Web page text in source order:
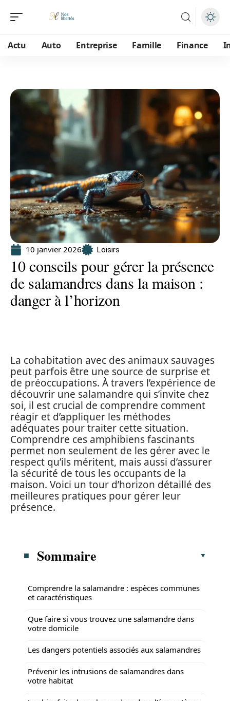
Actu Auto Entreprise Famille Finance
10 janvier 2026 Loisirs
10 conseils pour gérer la présence
de salamandres dans la maison :
danger à l’horizon
La cohabitation avec des animaux sauvages
peut parfois être une source de surprise et
de préoccupations. À travers l’expérience de
découvrir une salamandre qui s’invite chez
soi, il est crucial de comprendre comment
réagir et d’appliquer les méthodes
adéquates pour traiter cette situation.
Comprendre ces amphibiens fascinants
permet non seulement de les gérer avec le
respect qu’ils méritent, mais aussi d’assurer
la sécurité de tous les occupants de la
maison. Voici un tour d’horizon détaillé des
meilleures pratiques pour gérer leur
présence.
Sommaire
Comprendre la salamandre : espèces communes
et caractéristiques
Que faire si vous trouvez une salamandre dans
votre domicile
Les dangers potentiels associés aux salamandres
Prévenir les intrusions de salamandres dans
votre habitat